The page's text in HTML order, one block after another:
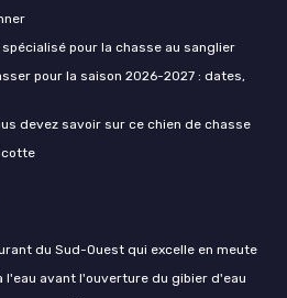
pour la chasse au sanglier
pour la saison 2026-2027 : dates,
devez savoir sur ce chien de chasse
du Sud-Ouest qui excelle en meute
l'eau avant l'ouverture du gibier d'eau